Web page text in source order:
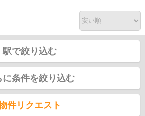
駅で絞り込む
に条件を絞り込む
件リクエスト